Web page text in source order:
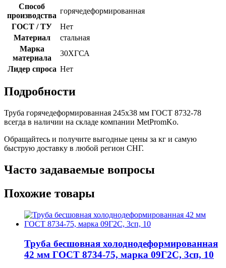
Способ
производства
горячедеформированная
ГОСТ / ТУ
Нет
Материал
стальная
Марка
материала
30ХГСА
Лидер спроса Нет
Подробности
Труба горячедеформированная 245х38 мм ГОСТ 8732-78
всегда в наличии на складе компании MetPromKo.
Обращайтесь и получите выгодные цены за кг и самую
быструю доставку в любой регион СНГ.
Часто задаваемые вопросы
Похожие товары
Труба бесшовная холоднодеформированная
42 мм ГОСТ 8734-75, марка 09Г2С, 3сп, 10